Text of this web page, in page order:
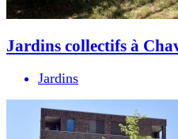
Jardins collectifs à
Jardins